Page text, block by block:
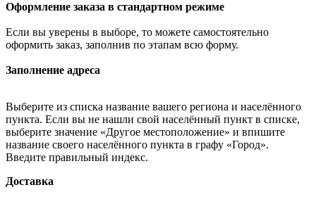
Оформление заказа в стандартном режиме
Если вы уверены в выборе, то можете самостоятельно
оформить заказ, заполнив по этапам всю форму.
Заполнение адреса
Выберите из списка название вашего региона и населённого
пункта. Если вы не нашли свой населённый пункт в списке,
выберите значение «Другое местоположение» и впишите
название своего населённого пункта в графу «Город».
Введите правильный индекс.
Доставка